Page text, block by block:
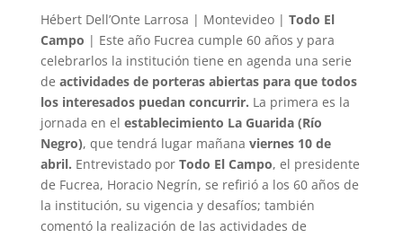
Hébert Dell’Onte Larrosa | Montevideo | Todo El
Campo | Este año Fucrea cumple 60 años y para
celebrarlos la institución tiene en agenda una serie
de actividades de porteras abiertas para que todos
los interesados puedan concurrir. La primera es la
jornada en el establecimiento La Guarida (Río
Negro), que tendrá lugar mañana viernes 10 de
abril. Entrevistado por Todo El Campo, el presidente
de Fucrea, Horacio Negrín, se refirió a los 60 años de
la institución, su vigencia y desafíos; también
comentó la realización de las actividades de